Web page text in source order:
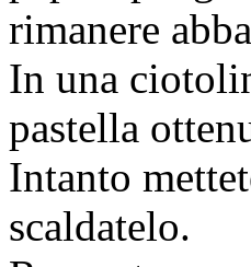
rimanere
In una
pastella
Intanto
scaldatelo.